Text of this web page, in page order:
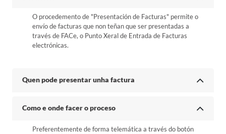
O procedemento de "Presentación de Facturas" permite o
envío de facturas que non teñan que ser presentadas a
través de FACe, o Punto Xeral de Entrada de Facturas
electrónicas.
Quen pode presentar unha factura
Como e onde facer o proceso
Preferentemente de forma telemática a través do botón